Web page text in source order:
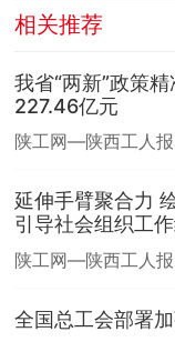
相关推荐
我省“两新”政策
227.46亿元
陕工网—陕西工人报
延伸手臂聚合力
引导社会组织工
陕工网—陕西工人报
全国总工会部署